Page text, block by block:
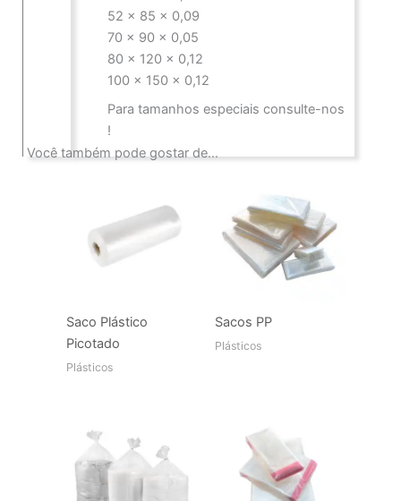
52 x 85 x 0,09
70 x 90 x 0,05
80 x 120 x 0,12
100 x 150 x 0,12
Para tamanhos especiais consulte-nos
!
Você também pode gostar de…
Saco Plástico
Picotado
Plásticos
Sacos PP
Plásticos